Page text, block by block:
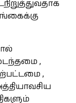
,
,